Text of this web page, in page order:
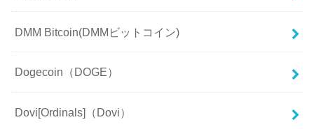
DMM Bitcoin(DMMビットコイン)
Dogecoin（DOGE）
Dovi[Ordinals]（Dovi）